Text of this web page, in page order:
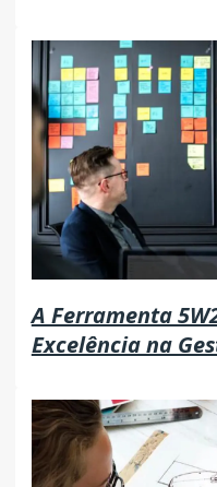
A Ferramenta
Excelência na